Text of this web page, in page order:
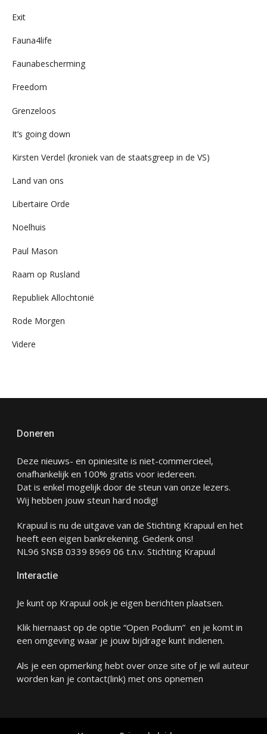
Exit
Fauna4life
Faunabescherming
Freedom
Grenzeloos
It’s going down
Kirsten Verdel (kroniek van de staatsgreep in de VS)
Land van ons
Libertaire Orde
Noelhuis
Paul Mason
Raam op Rusland
Republiek Allochtonië
Rode Morgen
Videre
Doneren
Deze nieuws- en opiniesite is niet-commercieel,
onafhankelijk en 100% gratis voor iedereen.
Dat is enkel mogelijk door de steun van onze lezers.
Wij hebben jouw steun hard nodig!
Krapuul is nu de uitgave van de Stichting Krapuul en het
heeft een eigen bankrekening. Gedenk ons!
NL96 SNSB 0339 8969 06 t.n.v. Stichting Krapuul
Interactie
Je kunt op Krapuul ook je eigen berichten plaatsen.
Klik hiernaast op de optie “Open Podium” en je komt in
een omgeving waar je jouw bijdrage kunt indienen.
Als je een opmerking hebt over onze site of je wil auteur
worden kan je contact(link) met ons opnemen